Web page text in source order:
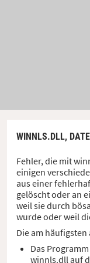
WINNLS.DLL,
Fehler, die mit
einigen
aus einer
gelöscht oder an
weil sie durch
wurde oder weil
Die am
Das
winnls.dll auf